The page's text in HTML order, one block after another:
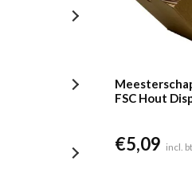
FSC Hout
€5,09 incl.